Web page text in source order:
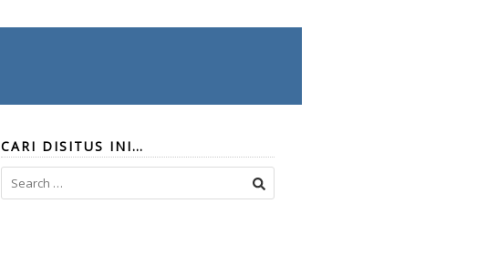
CARI DISITUS INI…
Search
for: